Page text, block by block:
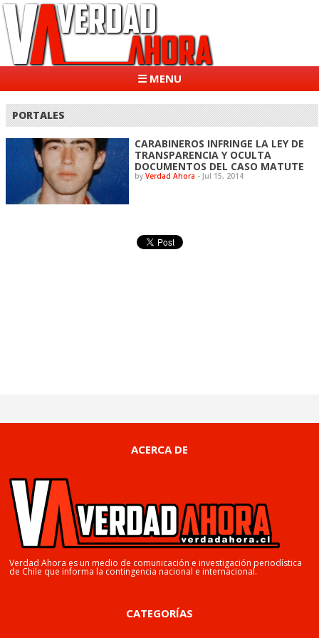
☰ MENU
PORTALES
CARABINEROS INFRINGE LA LEY DE
TRANSPARENCIA Y OCULTA
DOCUMENTOS DEL CASO MATUTE
byVerdad Ahora - Jul 15, 2014
ACERCA DE
Verdad Ahora es un medio de comunicación e investigación periodística
de Chile que informa la contingencia nacional e internacional.
CATEGORÍAS